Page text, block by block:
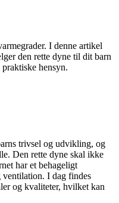
I denne artikel
den rette dyne til dit barn
hensyn.
trivsel og udvikling, og
Den rette dyne skal ikke
har et behageligt
ventilation. I dag findes
og kvaliteter, hvilket kan